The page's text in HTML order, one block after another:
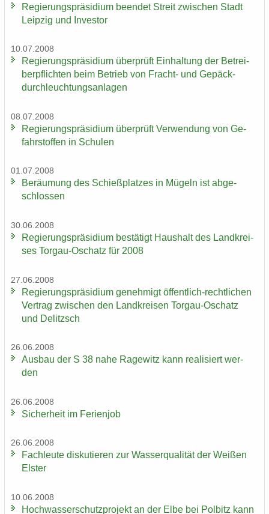
Re­gie­rungs­prä­si­di­um be­en­det Streit zwi­schen Stadt
Leip­zig und In­ves­tor
10.07.2008
Re­gie­rungs­prä­si­di­um über­prüft Ein­hal­tung der Be­trei­
ber­pflich­ten beim Be­trieb von Fracht-​ und Ge­päck­
durch­leuch­tungs­an­la­gen
08.07.2008
Re­gie­rungs­prä­si­di­um über­prüft Ver­wen­dung von Ge­
fahr­stof­fen in Schu­len
01.07.2008
Be­räu­mung des Schieß­plat­zes in Mü­geln ist ab­ge­
schlos­sen
30.06.2008
Re­gie­rungs­prä­si­di­um be­stä­tigt Haus­halt des Land­krei­
ses Torgau-​Oschatz für 2008
27.06.2008
Re­gie­rungs­prä­si­di­um ge­neh­migt öffentlich-​rechtlichen
Ver­trag zwi­schen den Land­krei­sen Torgau-​Oschatz
und De­litzsch
26.06.2008
Aus­bau der S 38 nahe Ra­ge­witz kann rea­li­siert wer­
den
26.06.2008
Si­cher­heit im Fe­ri­en­job
26.06.2008
Fach­leu­te dis­ku­tie­ren zur Was­ser­qua­li­tät der Wei­ßen
Els­ter
10.06.2008
Hoch­was­ser­schutz­pro­jekt an der Elbe bei Pol­bitz kann